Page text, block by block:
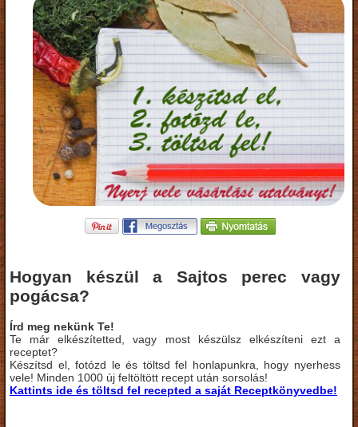
Hogyan készül a Sajtos perec vagy
pogácsa?
Írd meg nekünk Te!
Te már elkészítetted, vagy most készülsz elkészíteni ezt a
receptet?
Készítsd el, fotózd le és töltsd fel honlapunkra, hogy nyerhess
vele! Minden 1000 új feltöltött recept után sorsolás!
Kattints ide és töltsd fel recepted a saját Receptkönyvedbe!